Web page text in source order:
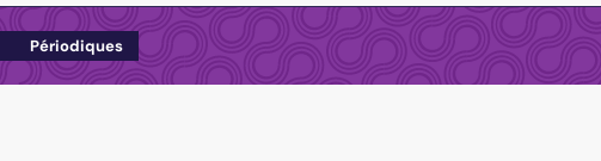
Périodiques